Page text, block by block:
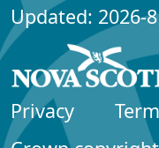
Updated: 2026-8
Privacy